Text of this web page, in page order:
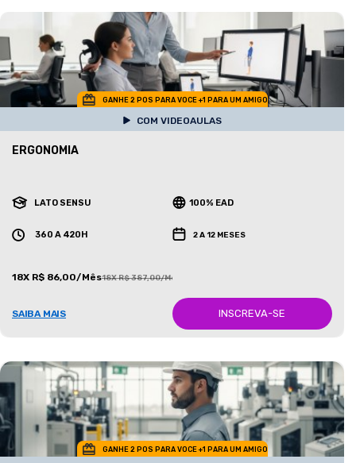
GANHE 2 POS PARA VOCE +1 PARA UM AMIGO
COM VIDEOAULAS
ERGONOMIA
LATO SENSU 100% EAD
360 A 420H 2 A 12 MESES
18X R$ 86,00/Mês18X R$ 387,00/Mês
SAIBA MAIS INSCREVA-SE
GANHE 2 POS PARA VOCE +1 PARA UM AMIGO